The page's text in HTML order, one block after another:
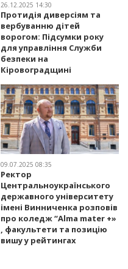
26.12.2025 14:30
Протидія диверсіям та
вербуванню дітей
ворогом: Підсумки року
для управління Служби
безпеки на
Кіровоградщині
09.07.2025 08:35
Ректор
Центральноукраїнського
державного університету
імені Винниченка розповів
про коледж “Alma mater +»
, факультети та позицію
вишу у рейтингах